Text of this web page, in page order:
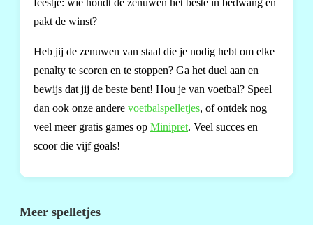
feestje: wie houdt de zenuwen het beste in bedwang en
pakt de winst?
Heb jij de zenuwen van staal die je nodig hebt om elke
penalty te scoren en te stoppen? Ga het duel aan en
bewijs dat jij de beste bent! Hou je van voetbal? Speel
dan ook onze andere voetbalspelletjes, of ontdek nog
veel meer gratis games op Minipret. Veel succes en
scoor die vijf goals!
Meer spelletjes